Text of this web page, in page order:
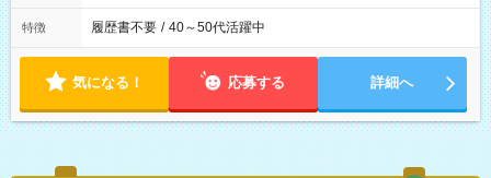
特徴 履歴書不要 / 40～50代活躍中
気になる！ 応募する 詳細へ